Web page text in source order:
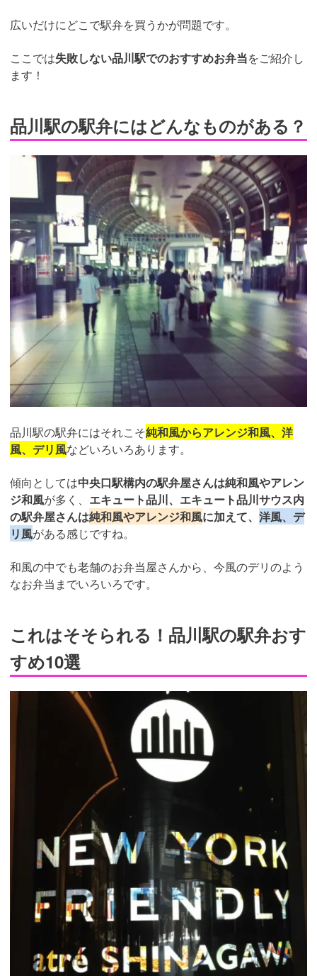
広いだけにどこで駅弁を買うかが問題です。
ここでは失敗しない品川駅でのおすすめお弁当をご紹介し
ます！
品川駅の駅弁にはどんなものがある？
品川駅の駅弁にはそれこそ純和風からアレンジ和風、洋
風、デリ風などいろいろあります。
傾向としては中央口駅構内の駅弁屋さんは純和風やアレン
ジ和風が多く、 エキュート品川、エキュート品川サウス内
の駅弁屋さんは純和風やアレンジ和風に加えて、 洋風、デ
リ風がある感じですね。
和風の中でも老舗のお弁当屋さんから、今風のデリのよう
なお弁当までいろいろです。
これはそそられる！品川駅の駅弁おす
すめ10選